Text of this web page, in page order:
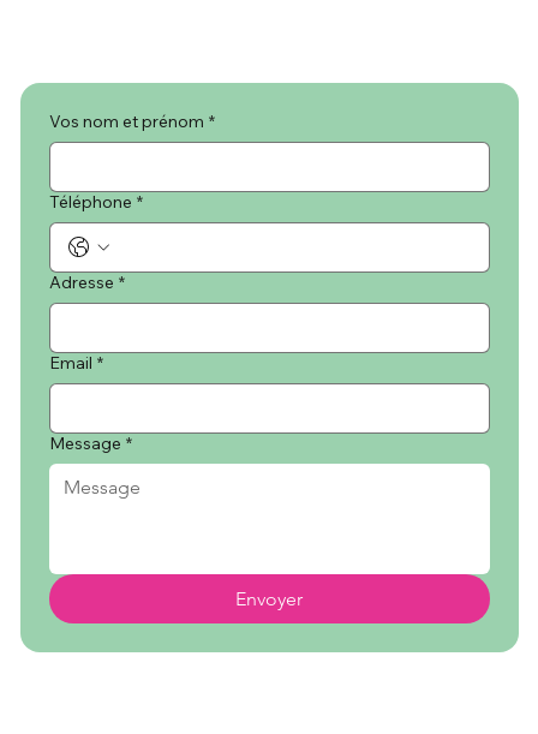
Vos nom et prénom *
Téléphone *
Adresse *
Email *
Message *
Envoyer